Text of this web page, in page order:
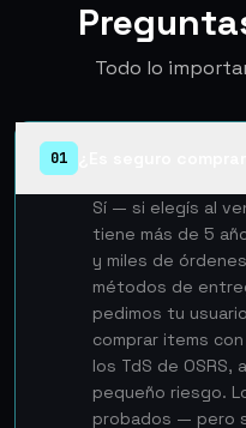
Todo lo
01
Sí — si elegís al
tiene más de 5
y miles de
métodos de
pedimos tu
comprar items
los TdS de
pequeño riesgo.
probados — pero